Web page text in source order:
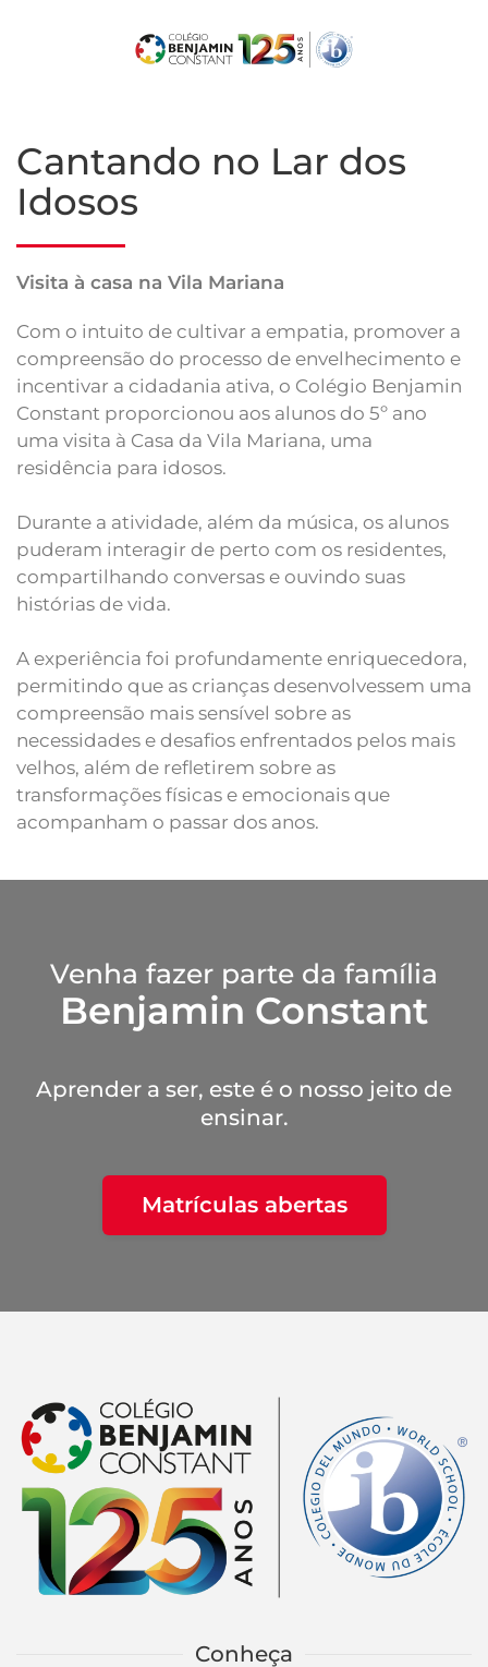
Cantando no Lar dos
Idosos
Visita à casa na Vila Mariana
Com o intuito de cultivar a empatia, promover a
compreensão do processo de envelhecimento e
incentivar a cidadania ativa, o Colégio Benjamin
Constant proporcionou aos alunos do 5º ano
uma visita à Casa da Vila Mariana, uma
residência para idosos.
Durante a atividade, além da música, os alunos
puderam interagir de perto com os residentes,
compartilhando conversas e ouvindo suas
histórias de vida.
A experiência foi profundamente enriquecedora,
permitindo que as crianças desenvolvessem uma
compreensão mais sensível sobre as
necessidades e desafios enfrentados pelos mais
velhos, além de refletirem sobre as
transformações físicas e emocionais que
acompanham o passar dos anos.
Venha fazer parte da família
Benjamin Constant
Aprender a ser, este é o nosso jeito de
ensinar.
Matrículas abertas
Conheça